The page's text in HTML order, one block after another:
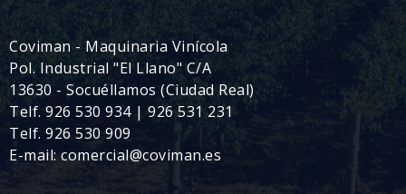
Coviman - Maquinaria Vinícola
Pol. Industrial "El Llano" C/A
13630 - Socuéllamos (Ciudad Real)
Telf. 926 530 934 | 926 531 231
Telf. 926 530 909
E-mail: comercial@coviman.es